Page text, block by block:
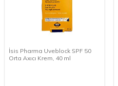
İsis Pharma Uveblock SPF 50
Orta Axıcı Krem, 40 ml